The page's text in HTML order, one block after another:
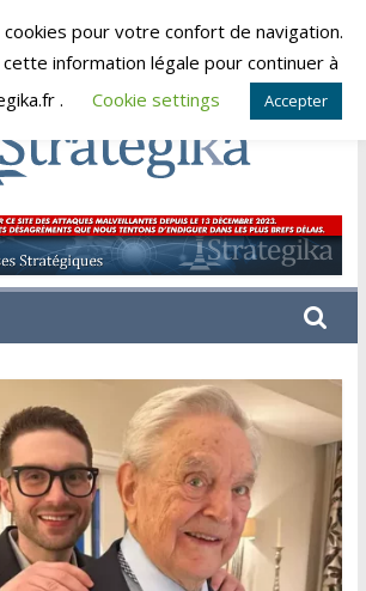
samedi, août 8, 2026
pour votre confort de navigation.
information légale pour continuer à
.
Cookie settings Accepter